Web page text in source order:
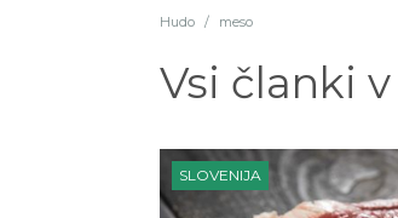
Hudo / meso
Vsi članki v
SLOVENIJA